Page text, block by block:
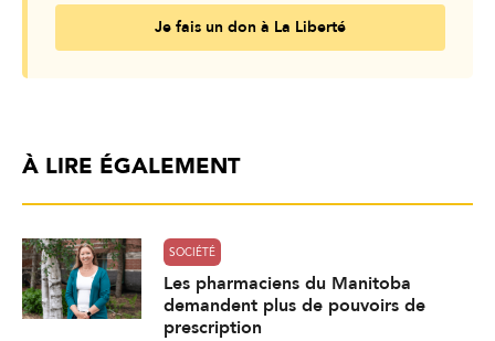
Je fais un don à La Liberté
À LIRE ÉGALEMENT
SOCIÉTÉ
Les pharmaciens du Manitoba
demandent plus de pouvoirs de
prescription